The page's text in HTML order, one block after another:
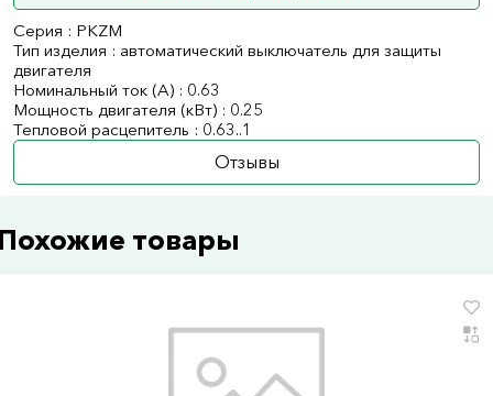
Серия : PKZM
Тип изделия : автоматический выключатель для защиты
двигателя
Номинальный ток (А) : 0.63
Мощность двигателя (кВт) : 0.25
Тепловой расцепитель : 0.63..1
Отзывы
товары